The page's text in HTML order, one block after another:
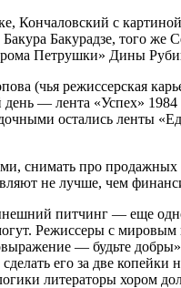
Кончаловский с
Бакурадзе, того
Петрушки» Дины
(чья режиссерская
— лента «Успех»
остались ленты
снимать про
не лучше, чем
питчинг — еще
Режиссеры с
— будьте
его за две копейки
литераторы хором